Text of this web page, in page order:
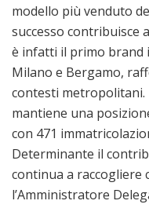
modello più venduto
successo contribuisce
è infatti il primo brand
Milano e Bergamo,
contesti metropolitani.
mantiene una
con 471
Determinante il
continua a raccogliere
l’Amministratore